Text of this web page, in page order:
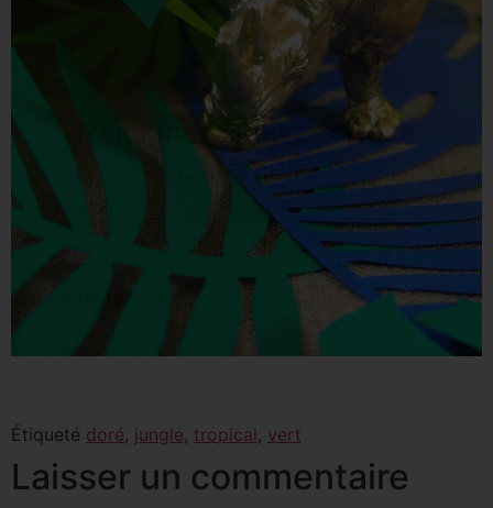
Étiqueté doré, jungle, tropical , vert
Laisser un commentaire
Rejoignez l'univers Rose
Caramelle
Prénom*
Adresse email*